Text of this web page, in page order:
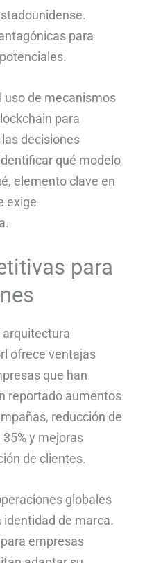
para
uso de mecanismos
para
decisiones
qué modelo
elemento clave en
exige
para
ofrece ventajas
que han
reportado aumentos
reducción de
y mejoras
de clientes.
globales
identidad de marca.
empresas